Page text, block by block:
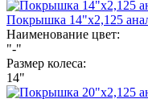
Покрышка 14"х2,125
Наименование цвет:
"-"
Размер колеса:
14"